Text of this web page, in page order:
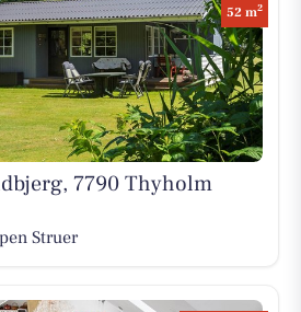
52 m2
7790 Thyholm
Struer